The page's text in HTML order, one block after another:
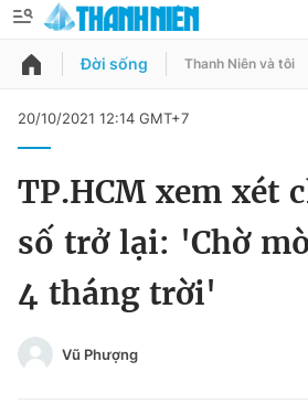
QUẢNG CÁO ĐẶT BÁO
Chuyên mục khác
Chào ngày mới
Đổi mật khẩu
Tin đã lưu
Tin đã xem
Đăng xuất
Đời sống Thanh Niên và tôi
20/10/2021 12:14 GMT+7
TP.HCM xem xét
số trở lại: 'Chờ
4 tháng trời'
Vũ Phượng